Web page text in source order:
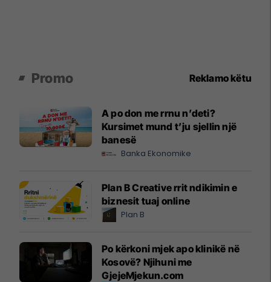
Promo Reklamo këtu
A po don me rrnu n’deti?
Kursimet mund t’ju sjellin një
banesë
Banka Ekonomike
Plan B Creative rrit ndikimin e
biznesit tuaj online
Plan B
Po kërkoni mjek apo klinikë në
Kosovë? Njihuni me
GjejeMjekun.com